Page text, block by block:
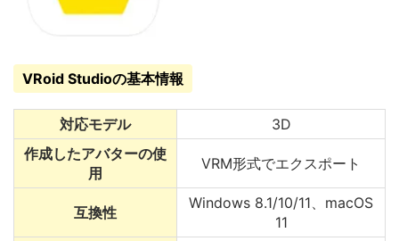
VRoid Studioの基本情報
対応モデル
3D
作成したアバターの使
用
VRM形式でエクスポート
互換性
Windows 8.1/10/11、macOS
11